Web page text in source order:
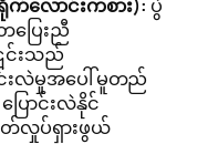
က်လောင်းကစား): ပွဲ
ပြေးညီ
၎င်းသည်
းလဲမှုအပေါ် မူတည်
ပြောင်းလဲနိုင်
လှုပ်ရှားဖွယ်